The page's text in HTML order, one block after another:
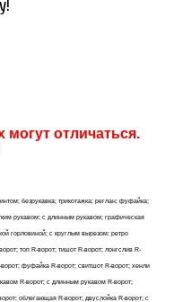
отличаться.
безрукавка; трикотажка; реглан; фуфайка;
рукавом; с длинным рукавом; графическая
горловиной; с круглым вырезом; ретро
топ R-ворот; тишот R-ворот; лонгслив R-
ворот; фуфайка R-ворот; свитшот R-ворот; хенли
R-ворот; с длинным рукавом R-ворот;
облегающая R-ворот; двуслойка R-ворот; с